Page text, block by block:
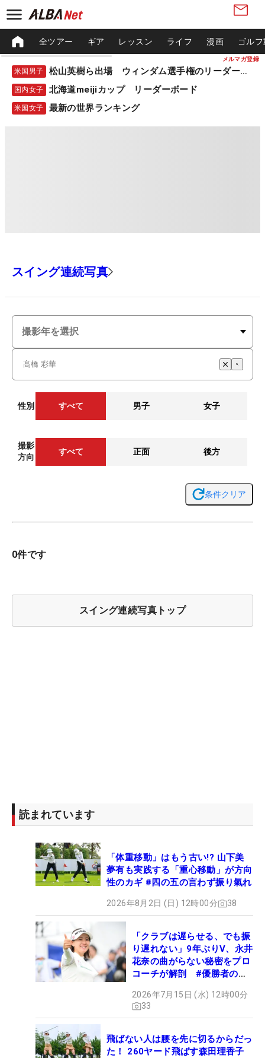
メルマガ登録
全ツアー ギア レッスン ライフ 漫画 ゴル
米国男子 松山英樹ら出場 ウィンダム選手権のリーダーボード
国内女子 北海道meijiカップ リーダーボード
米国女子 最新の世界ランキング
スイング連続写真
性別 すべて 男子 女子
撮影
方向
すべて 正面 後方
条件クリア
0件です
スイング連続写真トップ
読まれています
「体重移動」はもう古い!? 山下美
夢有も実践する「重心移動」が方向
性のカギ #四の五の言わず振り氣れ
2026年8月2日 (日) 12時00分 38
「クラブは遅らせる、でも振
り遅れない」9年ぶりV、永井
花奈の曲がらない秘密をプロ
コーチが解剖 #優勝者のス
2026年7月15日 (水) 12時00分
33
飛ばない人は腰を先に切るからだっ
た！ 260ヤード飛ばす森田理香子